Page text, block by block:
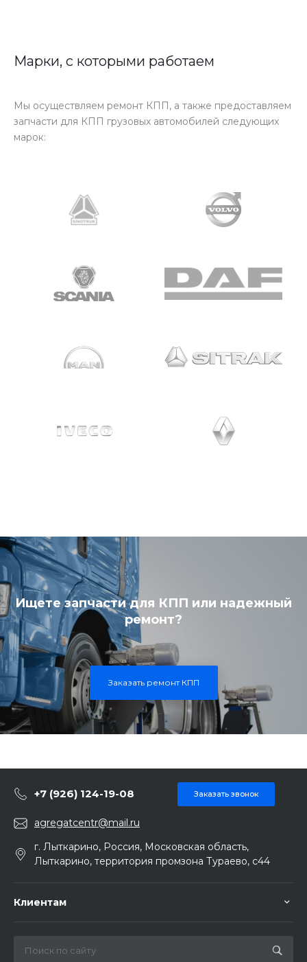
Марки, с которыми работаем
Мы осуществляем ремонт КПП, а также предоставляем
запчасти для КПП грузовых автомобилей следующих
марок:
Ищете запчасти для КПП или надежный
ремонт?
Заказать ремонт КПП
+7 (926) 124-19-08 Заказать звонок
agregatcentr@mail.ru
г. Лыткарино, Россия, Московская область,
Лыткарино, территория промзона Тураево, с44
Клиентам